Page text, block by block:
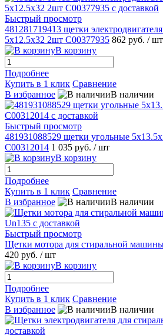
Быстрый просмотр
481281719413 щетки
5x12.5x32 2шт C00377935 862 руб. / шт
В корзину
Подробнее
Купить в 1 клик Сравнение
В избранное
В наличии
Быстрый просмотр
481931088529 щетки угольные
C00312014 1 035 руб. / шт
В корзину
Подробнее
Купить в 1 клик Сравнение
В избранное
В наличии
Быстрый просмотр
Щетки мотора для стиральной
420 руб. / шт
В корзину
Подробнее
Купить в 1 клик Сравнение
В избранное
В наличии